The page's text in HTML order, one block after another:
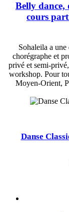
Belly dance,
cours
Sohaleila a une
chorégraphe et
privé et semi-
workshop. Pour
Moyen-Orient,
Danse